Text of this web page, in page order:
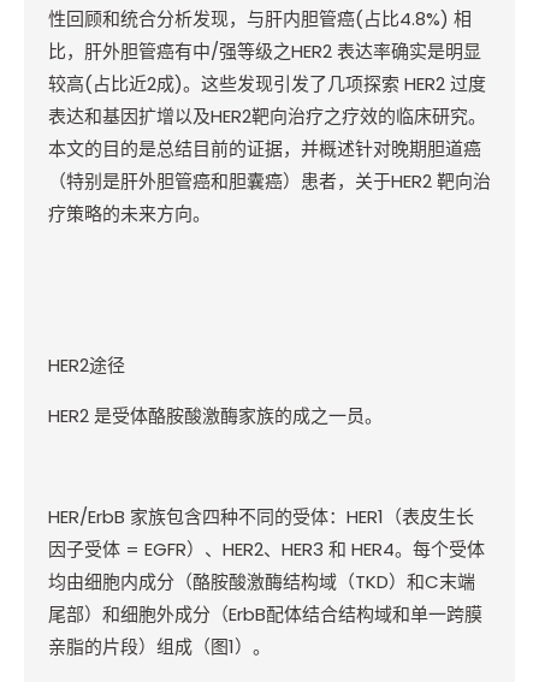
性回顾和统合分析发现，与肝内胆管癌(占比4.8%) 相
比，肝外胆管癌有中/强等级之HER2表达率确实是明显
较高(占比近2成)。这些发现引发了几项探索 HER2过度
表达和基因扩增以及HER2靶向治疗之疗效的临床研究。
本文的目的是总结目前的证据，并概述针对晚期胆道癌
（特别是肝外胆管癌和胆囊癌）患者，关于HER2靶向治
疗策略的未来方向。
HER2途径
HER2 是受体酪胺酸激酶家族的成之一员。
HER/ErbB 家族包含四种不同的受体： HER1 （表皮生长
因子受体 = EGFR）、 HER2、 HER3 和 HER4。每个受体
均由细胞内成分（酪胺酸激酶结构域（TKD）和C末端
尾部）和细胞外成分（ErbB配体结合结构域和单一跨膜
亲脂的片段）组成（图1）。